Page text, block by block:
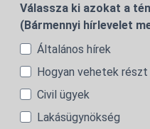
Válassza ki azokat a
(Bármennyi hírlevelet
Általános hírek
Hogyan vehetek részt
Civil ügyek
Lakásügynökség